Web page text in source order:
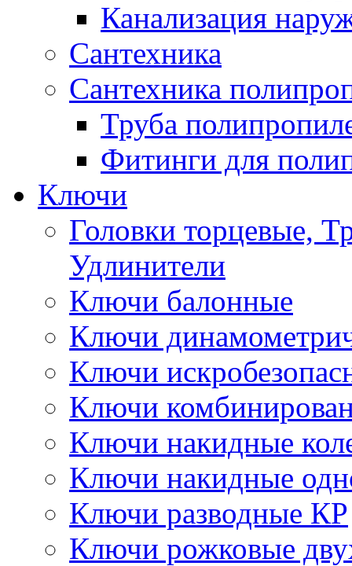
Канализация
Сантехника
Сантехника
Труба
Фитинги для
Ключи
Головки торцевые,
Удлинители
Ключи балонные
Ключи
Ключи
Ключи
Ключи накидные
Ключи накидные
Ключи разводные КР
Ключи рожковые